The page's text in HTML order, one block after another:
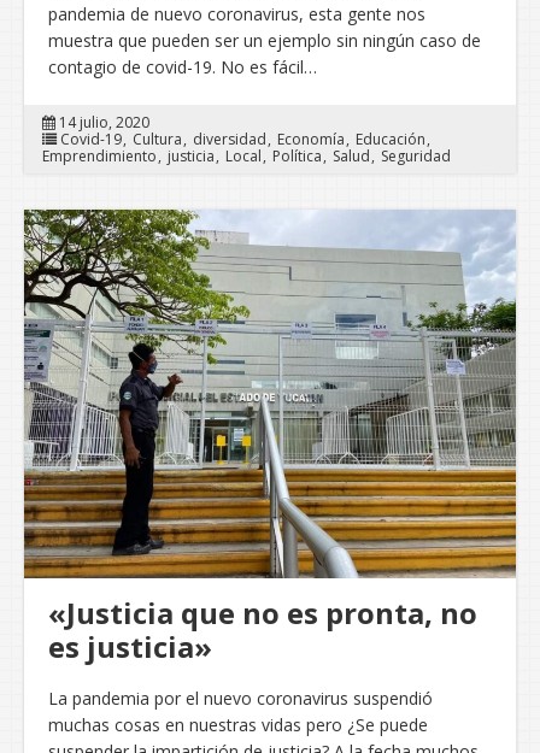
pandemia de nuevo coronavirus, esta gente nos
muestra que pueden ser un ejemplo sin ningún caso de
contagio de covid-19. No es fácil…
14 julio, 2020
Covid-19 Cultura diversidad Economía
Educación
Emprendimiento
justicia Local Política Salud Seguridad
«Justicia que no es pronta, no
es justicia»
La pandemia por el nuevo coronavirus suspendió
muchas cosas en nuestras vidas pero ¿Se puede